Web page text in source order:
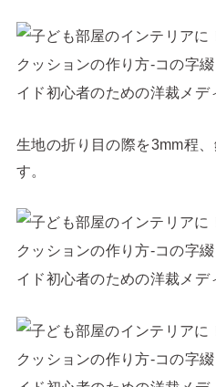
生地の折り目の際を3mm程
す。